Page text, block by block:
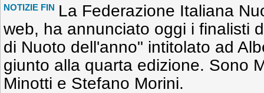
NOTIZIE FIN La Federazione Italiana
web, ha annunciato oggi i finalisti
di Nuoto dell'anno" intitolato ad
giunto alla quarta edizione. Sono
Minotti e Stefano Morini.